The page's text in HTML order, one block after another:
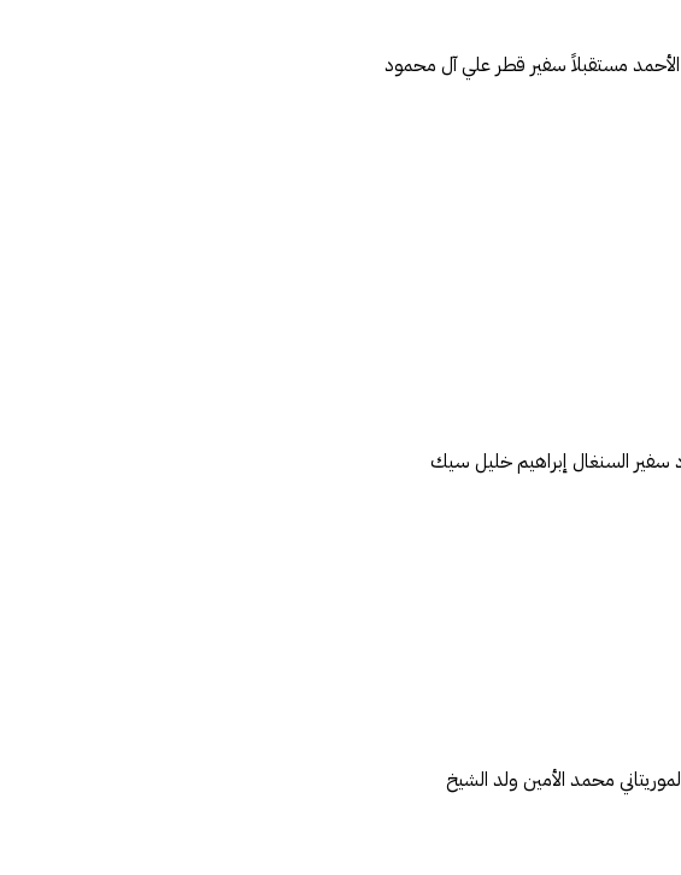
الأحمد مستقبلاً سفير قطر علي آل محمود
سفير السنغال إبراهيم خليل سيك
محمد الأمين ولد الشيخ